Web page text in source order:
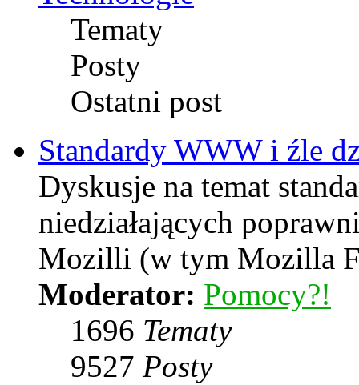
Tematy
Posty
Ostatni post
Standardy WWW i źle
Dyskusje na temat
niedziałających
Mozilli (w tym Mozilla
Moderator: Pomocy?!
1696 Tematy
9527 Posty